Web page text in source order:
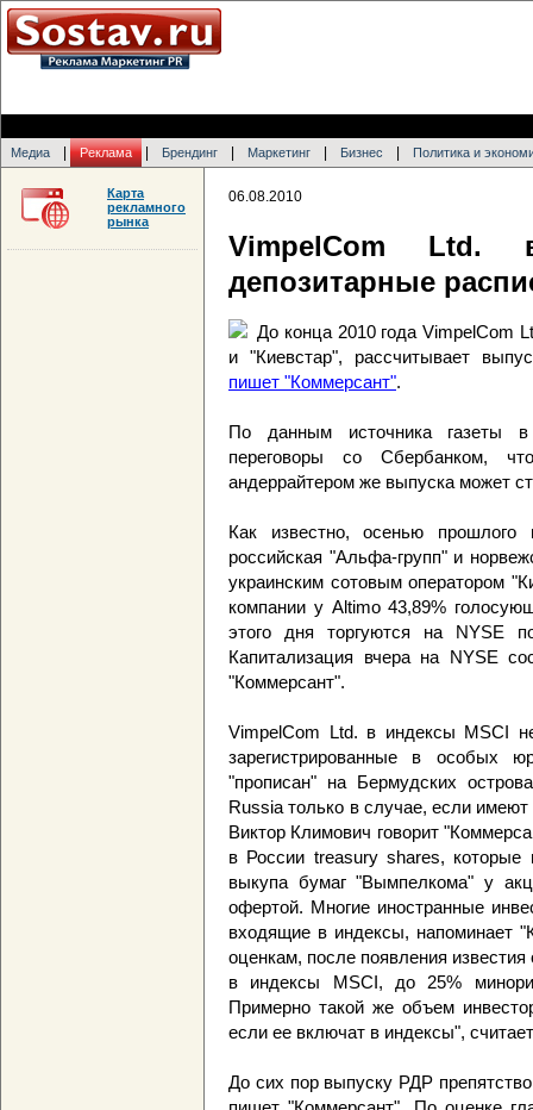
Медиа Реклама Брендинг Маркетинг Бизнес Политика и
06.08.2010
VimpelCom Ltd.
депозитарные
До конца 2010 года VimpelCom
и "Киевстар", рассчитывает
пишет "Коммерсант".
По данным источника газеты в
переговоры со Сбербанком,
андеррайтером же выпуска может
Как известно, осенью прошлого
российская "Альфа-групп" и
украинским сотовым оператором
компании у Altimo 43,89%
этого дня торгуются на NYSE
Капитализация вчера на NYSE
"Коммерсант".
VimpelCom Ltd. в индексы MSCI
зарегистрированные в особых
"прописан" на Бермудских
Russia только в случае, если
Виктор Климович говорит
в России treasury shares,
выкупа бумаг "Вымпелкома" у
офертой. Многие иностранные
входящие в индексы, напоминает
оценкам, после появления
в индексы MSCI, до 25%
Примерно такой же объем
если ее включат в индексы",
До сих пор выпуску РДР
Карта
рекламного
рынка